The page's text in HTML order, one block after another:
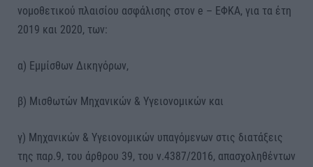
νομοθετικού πλαισίου ασφάλισης στον e – ΕΦΚΑ, για τα έτη
2019 και 2020, των:
α) Εμμίσθων Δικηγόρων,
β) Μισθωτών Μηχανικών & Υγειονομικών και
γ) Μηχανικών & Υγειονομικών υπαγόμενων στις διατάξεις
της παρ.9, του άρθρου 39, του ν.4387/2016, απασχοληθέντων